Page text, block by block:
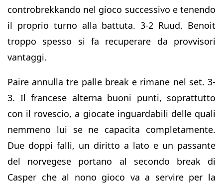
controbrekkando nel gioco successivo e tenendo
il proprio turno alla battuta. 3-2 Ruud. Benoit
troppo spesso si fa recuperare da provvisori
vantaggi.
Paire annulla tre palle break e rimane nel set. 3-
3. Il francese alterna buoni punti, soprattutto
con il rovescio, a giocate inguardabili delle quali
nemmeno lui se ne capacita completamente.
Due doppi falli, un diritto a lato e un passante
del norvegese portano al secondo break di
Casper che al nono gioco va a servire per la